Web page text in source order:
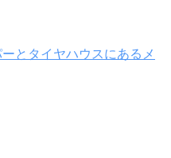
とタイヤハウスにあるメ